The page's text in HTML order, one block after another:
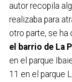
autor recopila
realizaba para
otro parte, se ha
el barrio de La
en el parque
11 en el parque